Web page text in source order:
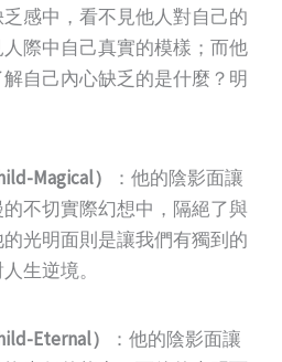
感中，看不見他人對自己的
際中自己真實的模樣；而他
自己內心缺乏的是什麼？明
Magical）
：他的陰影面讓
不切實際幻想中，隔絕了與
光明面則是讓我們有獨到的
生逆境。
Eternal）
：他的陰影面讓